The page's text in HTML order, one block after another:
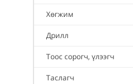
Хөгжим
Дрилл
Тоос сорогч, үлээгч
Таслагч